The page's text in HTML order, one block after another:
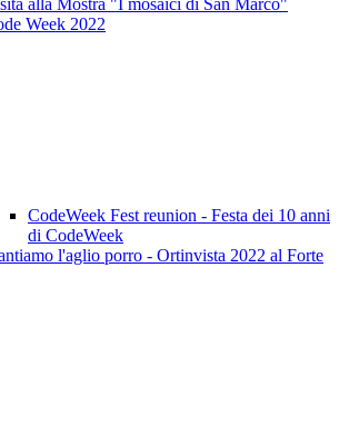
alla Mostra "I mosaici di San Marco"
Week 2022
CodeWeek Fest reunion - Festa dei 10 anni
di CodeWeek
l'aglio porro - Ortinvista 2022 al Forte